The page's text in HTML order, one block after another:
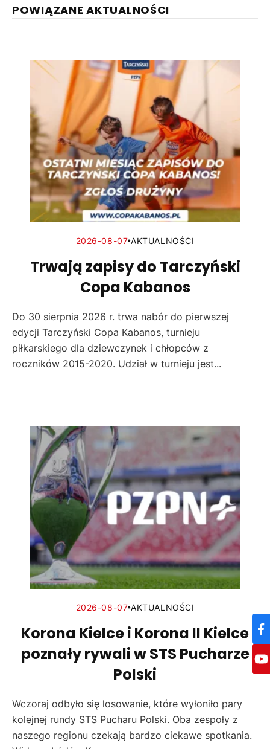
POWIĄZANE AKTUALNOŚCI
2026-08-07 AKTUALNOŚCI
Trwają zapisy do Tarczyński
Copa Kabanos
Do 30 sierpnia 2026 r. trwa nabór do pierwszej
edycji Tarczyński Copa Kabanos, turnieju
piłkarskiego dla dziewczynek i chłopców z
roczników 2015-2020. Udział w turnieju jest...
2026-08-07 AKTUALNOŚCI
Korona Kielce i Korona II Kielce
poznały rywali w STS Pucharze
Polski
Wczoraj odbyło się losowanie, które wyłoniło pary
kolejnej rundy STS Pucharu Polski. Oba zespoły z
naszego regionu czekają bardzo ciekawe spotkania.